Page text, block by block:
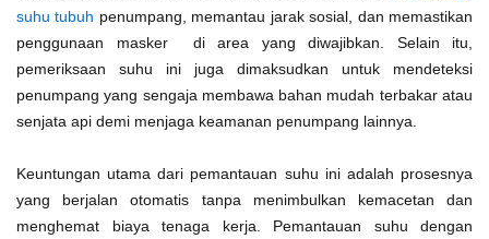
suhu tubuh penumpang, memantau jarak sosial, dan memastikan
penggunaan masker di area yang diwajibkan. Selain itu,
pemeriksaan suhu ini juga dimaksudkan untuk mendeteksi
penumpang yang sengaja membawa bahan mudah terbakar atau
senjata api demi menjaga keamanan penumpang lainnya.
Keuntungan utama dari pemantauan suhu ini adalah prosesnya
yang berjalan otomatis tanpa menimbulkan kemacetan dan
menghemat biaya tenaga kerja. Pemantauan suhu dengan